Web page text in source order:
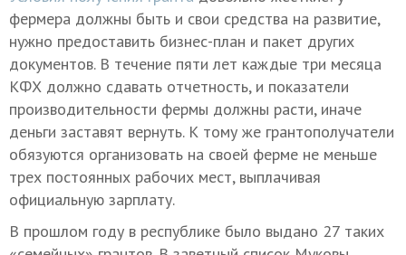
фермера должны быть и свои средства на развитие,
нужно предоставить бизнес-план и пакет других
документов. В течение пяти лет каждые три месяца
КФХ должно сдавать отчетность, и показатели
производительности фермы должны расти, иначе
деньги заставят вернуть. К тому же грантополучатели
обязуются организовать на своей ферме не меньше
трех постоянных рабочих мест, выплачивая
официальную зарплату.
В прошлом году в республике было выдано 27 таких